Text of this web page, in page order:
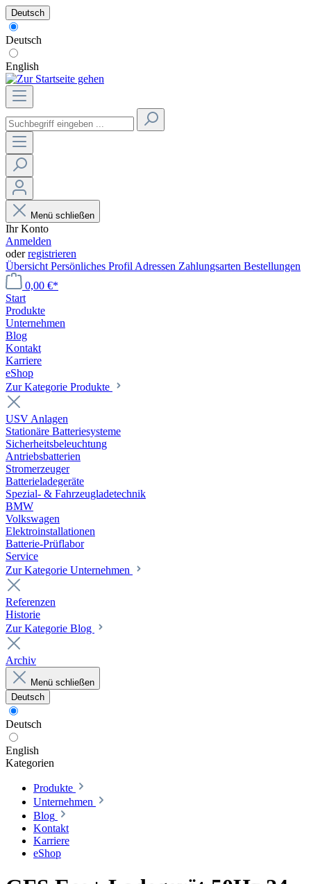
Deutsch
Deutsch
English
Menü schließen
Ihr Konto
Anmelden
oderregistrieren
Übersicht Persönliches Profil Adressen Zahlungsarten Bestellungen
0,00 €*
Start
Produkte
Unternehmen
Blog
Kontakt
Karriere
eShop
Zur Kategorie Produkte
USV Anlagen
Stationäre Batteriesysteme
Sicherheitsbeleuchtung
Antriebsbatterien
Stromerzeuger
Batterieladegeräte
Spezial- & Fahrzeugladetechnik
BMW
Volkswagen
Elektroinstallationen
Batterie-Prüflabor
Service
Zur Kategorie Unternehmen
Referenzen
Historie
Zur Kategorie Blog
Archiv
Menü schließen
Deutsch
Deutsch
English
Kategorien
Produkte
Unternehmen
Blog
Kontakt
Karriere
eShop